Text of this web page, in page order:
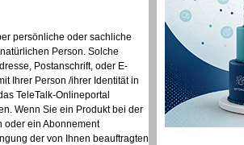
persönliche oder sachliche
Person. Solche
Postanschrift, oder E-
Ihrer Person /ihrer Identität in
TeleTalk-Onlineportal
Wenn Sie ein Produkt bei der
oder ein Abonnement
der von Ihnen beauftragten